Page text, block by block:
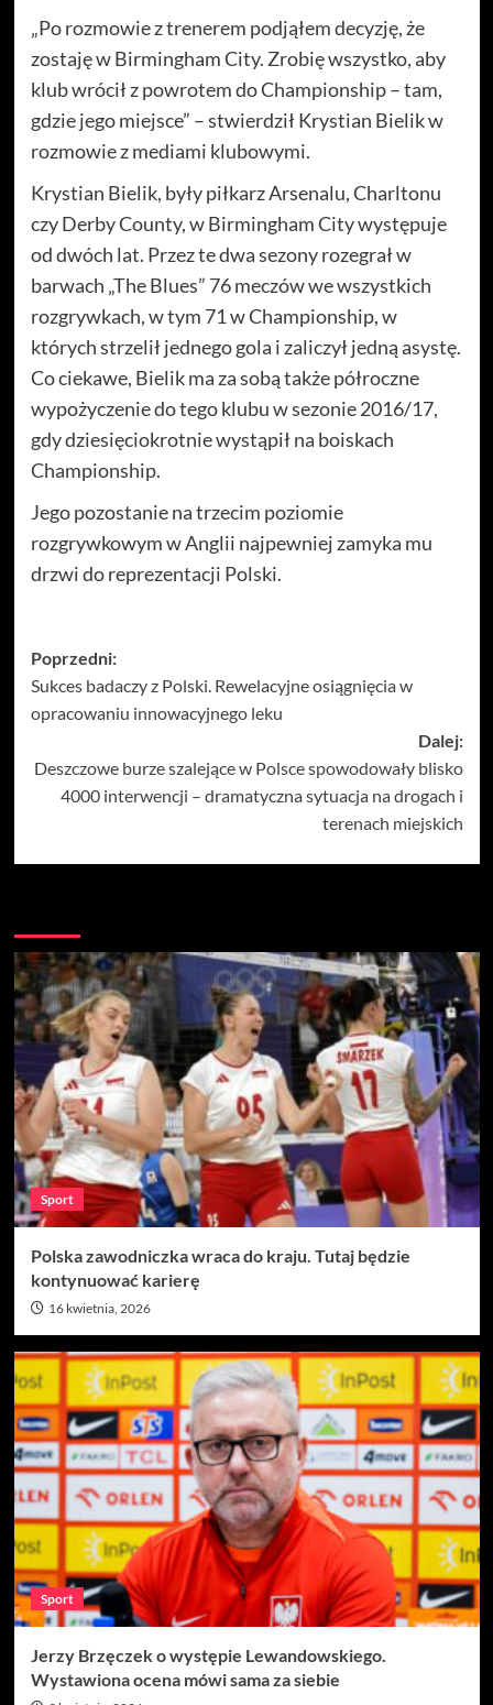
„Po rozmowie z trenerem podjąłem decyzję, że
zostaję w Birmingham City. Zrobię wszystko, aby
klub wrócił z powrotem do Championship – tam,
gdzie jego miejsce” – stwierdził Krystian Bielik w
rozmowie z mediami klubowymi.
Krystian Bielik, były piłkarz Arsenalu, Charltonu
czy Derby County, w Birmingham City występuje
od dwóch lat. Przez te dwa sezony rozegrał w
barwach „The Blues” 76 meczów we wszystkich
rozgrywkach, w tym 71 w Championship, w
których strzelił jednego gola i zaliczył jedną asystę.
Co ciekawe, Bielik ma za sobą także półroczne
wypożyczenie do tego klubu w sezonie 2016/17,
gdy dziesięciokrotnie wystąpił na boiskach
Championship.
Jego pozostanie na trzecim poziomie
rozgrywkowym w Anglii najpewniej zamyka mu
drzwi do reprezentacji Polski.
Zobacz
wpisy
Poprzedni:
Sukces badaczy z Polski. Rewelacyjne osiągnięcia w
opracowaniu innowacyjnego leku
Dalej:
Deszczowe burze szalejące w Polsce spowodowały blisko
4000 interwencji – dramatyczna sytuacja na drogach i
terenach miejskich
Sport
Polska zawodniczka wraca do kraju. Tutaj będzie
kontynuować karierę
16 kwietnia, 2026
Sport
Jerzy Brzęczek o występie Lewandowskiego.
Wystawiona ocena mówi sama za siebie